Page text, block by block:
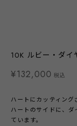
10K ルビー・ダイ
¥132,000 税込
ハートにカッティング
ハートのサイドに、
ています。